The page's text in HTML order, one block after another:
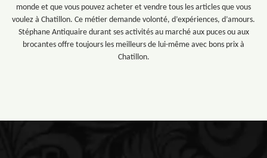
monde et que vous pouvez acheter et vendre tous les articles que vous
voulez à Chatillon. Ce métier demande volonté, d’expériences, d’amours.
Stéphane Antiquaire durant ses activités au marché aux puces ou aux
brocantes offre toujours les meilleurs de lui-même avec bons prix à
Chatillon.